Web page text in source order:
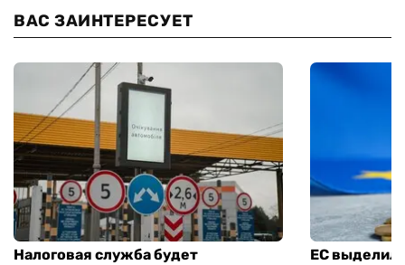
ВАС ЗАИНТЕРЕСУЕТ
Налоговая служба будет
ЕС выделил